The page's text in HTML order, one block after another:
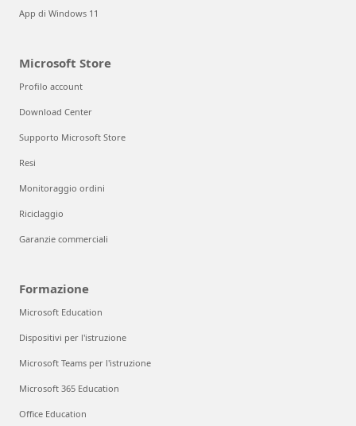
App di Windows 11
Microsoft Store
Profilo account
Download Center
Supporto Microsoft Store
Resi
Monitoraggio ordini
Riciclaggio
Garanzie commerciali
Formazione
Microsoft Education
Dispositivi per l'istruzione
Microsoft Teams per l'istruzione
Microsoft 365 Education
Office Education